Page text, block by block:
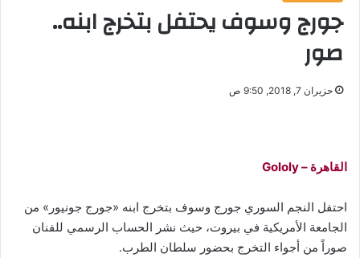
جورج وسوف يحتفل بتخرج ابنه..
صور
حزيران 7, 2018, 9:50 ص
القاهرة – Gololy
احتفل النجم السوري جورج وسوف بتخرج ابنه «جورج جونيور» من
الجامعة الأمريكية في بيروت، حيث نشر الحساب الرسمي للفنان
صوراً من أجواء التخرج بحضور سلطان الطرب.